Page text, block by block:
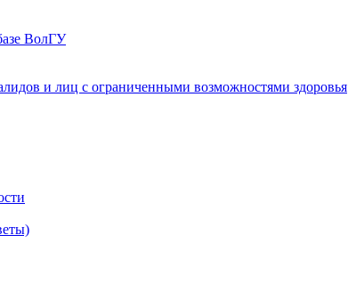
ВолГУ
и лиц с ограниченными возможностями здоровья